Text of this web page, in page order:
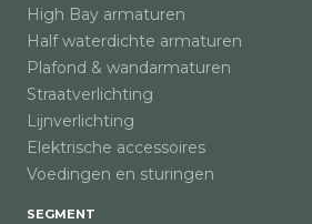
High Bay armaturen
Half waterdichte armaturen
Plafond & wandarmaturen
Straatverlichting
Lijnverlichting
Elektrische accessoires
Voedingen en sturingen
SEGMENT